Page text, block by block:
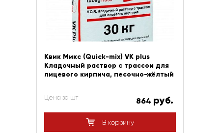
Квик Микс (Quick-mix) VK plus
Кладочный раствор с трассом для
лицевого кирпича, песочно-жёлтый
Цена за шт 864 руб.
В корзину